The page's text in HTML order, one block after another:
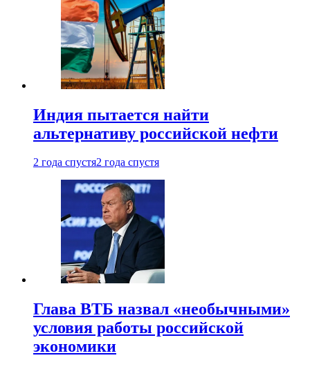
Индия пытается найти
альтернативу российской нефти
2 года спустя2 года спустя
Глава ВТБ назвал «необычными»
условия работы российской
экономики